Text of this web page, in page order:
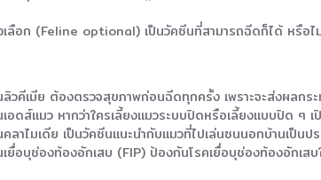
เลือก (Feline optional) เป็นวัคซีนที่สามารถฉีดก็ได้ หรื
วคีเมีย ต้องตรวจสุขภาพก่อนฉีดทุกครั้ง เพราะจะส่งผลกร
อดส์แมว หากว่าใครเลี้ยงแมวระบบปิดหรือเลี้ยงแบบปิด ๆ
ลาไมเดีย เป็นวัคซีนแนะนำกับแมวที่ไปเล่นซนนอกบ้านเป็น
ยื่อบุช่องท้องอักเสบ (FIP) ป้องกันโรคเยื่อบุช่องท้องอักเส